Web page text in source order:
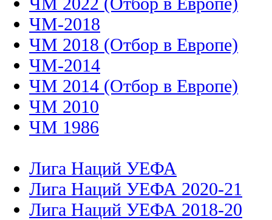
ЧМ-2018
ЧМ 2018 (Отбор в Европе)
ЧМ-2014
ЧМ 2014 (Отбор в Европе)
ЧМ 2010
ЧМ 1986
Лига Наций УЕФА
Лига Наций УЕФА 2020-21
Лига Наций УЕФА 2018-20